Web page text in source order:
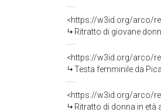
<https://w3id.org/arco/
Ritratto di giovane
<https://w3id.org/arco/
Testa femminile da
<https://w3id.org/arco/
Ritratto di donna in età